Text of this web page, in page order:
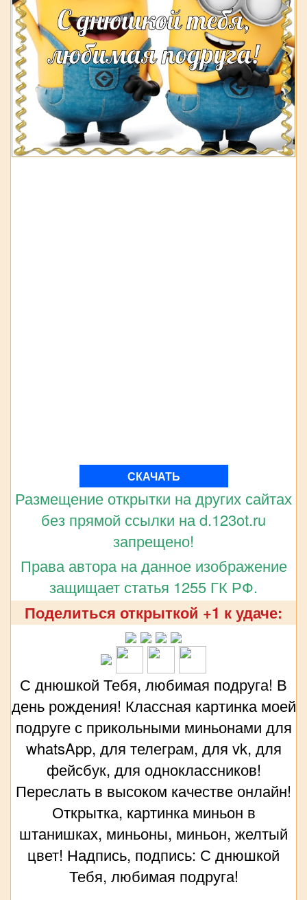
СКАЧАТЬ
Размещение открытки на других сайтах
без прямой ссылки на d.123ot.ru
запрещено!
Права автора на данное изображение
защищает статья 1255 ГК РФ.
Поделиться открыткой +1 к удаче:
С днюшкой Тебя, любимая подруга! В
день рождения! Классная картинка моей
подруге с прикольными миньонами для
whatsApp, для телеграм, для vk, для
фейсбук, для одноклассников!
Переслать в высоком качестве онлайн!
Открытка, картинка миньон в
штанишках, миньоны, миньон, желтый
цвет! Надпись, подпись: С днюшкой
Тебя, любимая подруга!